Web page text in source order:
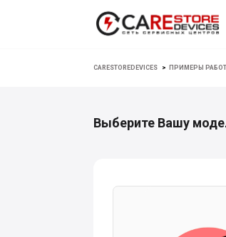
CARESTOREDEVICES > ПРИМЕРЫ РАБОТ
Выберите Вашу